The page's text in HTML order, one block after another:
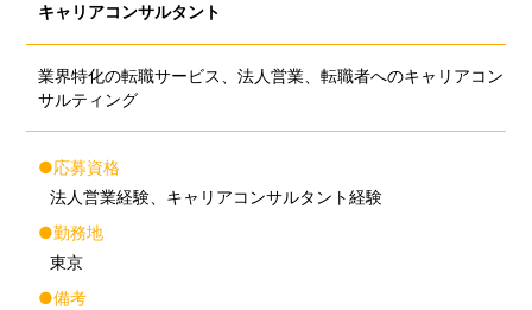
キャリアコンサルタント
業界特化の転職サービス、法人営業、転職者へのキャリアコン
サルティング
●応募資格
法人営業経験、キャリアコンサルタント経験
●勤務地
東京
●備考